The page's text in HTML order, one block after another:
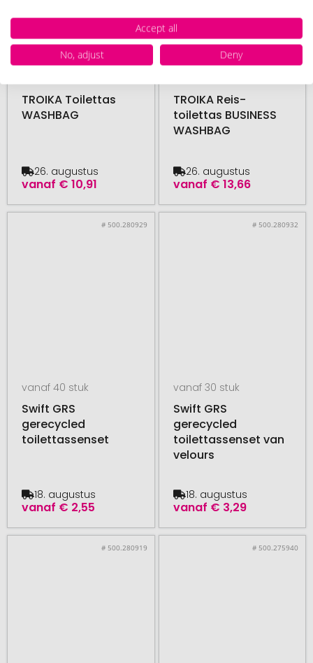
TROIKA
TROIKA Toilettas
WASHBAG
vanaf € 10,91
26. augustus
TROIKA
TROIKA Reis-
toilettas BUSINESS
WASHBAG
vanaf € 13,66
26. augustus
# 500.280929
vanaf 40 stuk
Swift GRS
gerecycled
toilettassenset
vanaf € 2,55
18. augustus
# 500.280932
vanaf 30 stuk
Swift GRS
gerecycled
toilettassenset van
velours
vanaf € 3,29
18. augustus
# 500.280919 # 500.275940
Accept all
No, adjust
Deny